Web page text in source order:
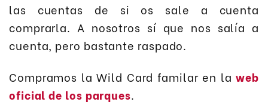
las cuentas de si os sale a cuenta
comprarla. A nosotros sí que nos salía a
cuenta, pero bastante raspado.
Compramos la Wild Card familar en laweb
oficial de los parques.